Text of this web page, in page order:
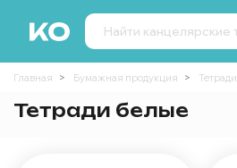
Главная Бумажная продукция Тетради
Тетради белые